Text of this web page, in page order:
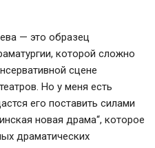
— это образец
которой сложно
сцене
Но у меня есть
его поставить силами
новая драма“, которое
драматических